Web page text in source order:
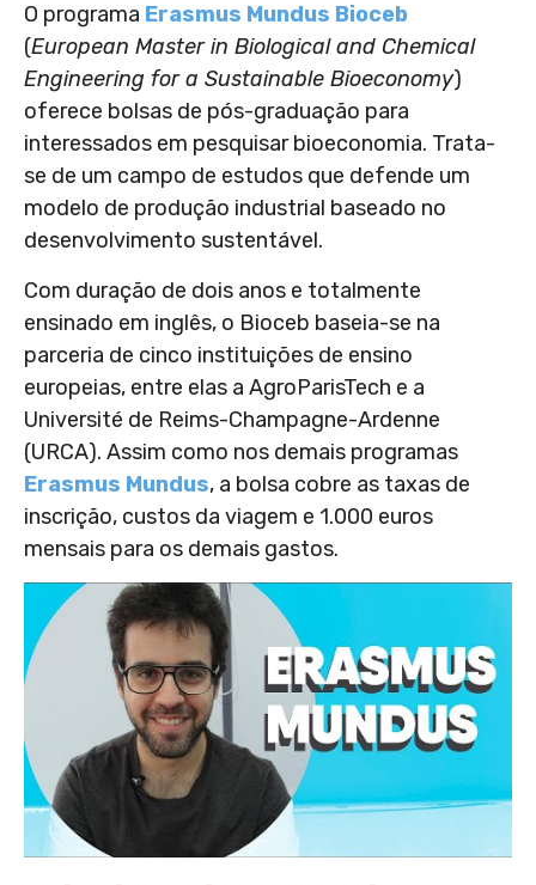
O programa Erasmus Mundus Bioceb
(European Master in Biological and Chemical
Engineering for a Sustainable Bioeconomy)
oferece bolsas de pós-graduação para
interessados em pesquisar bioeconomia. Trata-
se de um campo de estudos que defende um
modelo de produção industrial baseado no
desenvolvimento sustentável.
Com duração de dois anos e totalmente
ensinado em inglês, o Bioceb baseia-se na
parceria de cinco instituições de ensino
europeias, entre elas a AgroParisTech e a
Université de Reims-Champagne-Ardenne
(URCA). Assim como nos demais programas
Erasmus Mundus, a bolsa cobre as taxas de
inscrição, custos da viagem e 1.000 euros
mensais para os demais gastos.